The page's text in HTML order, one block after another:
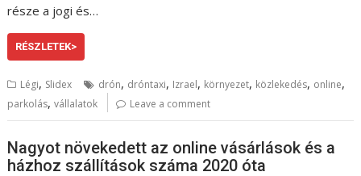
része a jogi és…
RÉSZLETEK>
Légi, Slidex drón, dróntaxi, Izrael, környezet, közlekedés, online,
parkolás,vállalatok Leave a comment
Nagyot növekedett az online vásárlások és a
házhoz szállítások száma 2020 óta